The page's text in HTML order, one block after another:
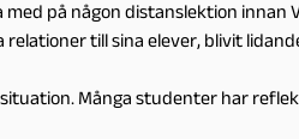
på någon distanslektion innan
till sina elever, blivit
Många studenter har